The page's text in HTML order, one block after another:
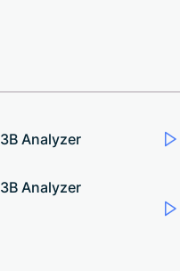
3B Analyzer
3B Analyzer